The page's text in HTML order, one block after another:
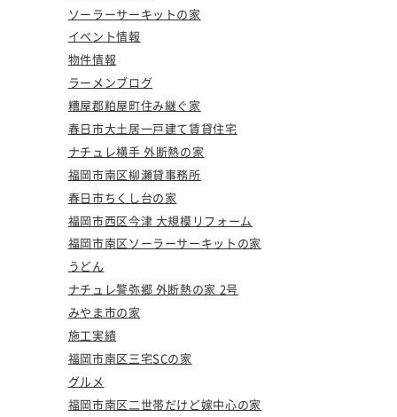
ソーラーサーキットの家
イベント情報
物件情報
ラーメンブログ
糟屋郡粕屋町住み継ぐ家
春日市大土居一戸建て賃貸住宅
ナチュレ横手 外断熱の家
福岡市南区柳瀬貸事務所
春日市ちくし台の家
福岡市西区今津 大規模リフォーム
福岡市南区ソーラーサーキットの家
うどん
ナチュレ警弥郷 外断熱の家 2号
みやま市の家
施工実績
福岡市南区三宅SCの家
グルメ
福岡市南区二世帯だけど嫁中心の家